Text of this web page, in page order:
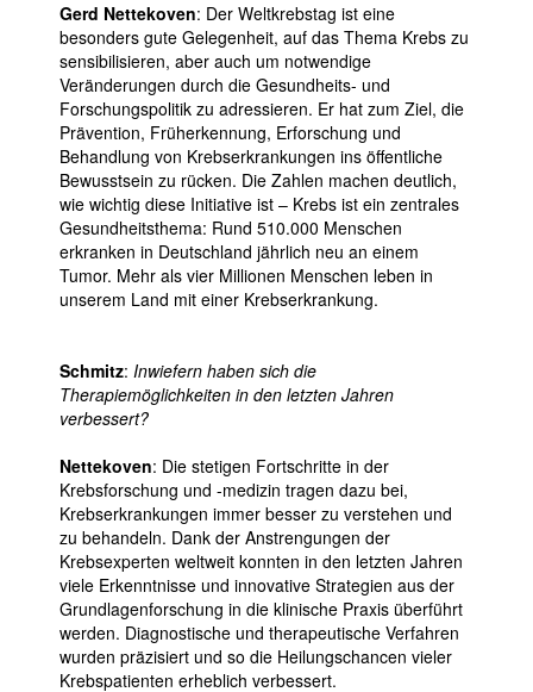
Gerd Nettekoven: Der Weltkrebstag ist eine
besonders gute Gelegenheit, auf das Thema Krebs zu
sensibilisieren, aber auch um notwendige
Veränderungen durch die Gesundheits- und
Forschungspolitik zu adressieren. Er hat zum Ziel, die
Prävention, Früherkennung, Erforschung und
Behandlung von Krebserkrankungen ins öffentliche
Bewusstsein zu rücken. Die Zahlen machen deutlich,
wie wichtig diese Initiative ist – Krebs ist ein zentrales
Gesundheitsthema: Rund 510.000 Menschen
erkranken in Deutschland jährlich neu an einem
Tumor. Mehr als vier Millionen Menschen leben in
unserem Land mit einer Krebserkrankung.
Schmitz: Inwiefern haben sich die
Therapiemöglichkeiten in den letzten Jahren
verbessert?
Nettekoven: Die stetigen Fortschritte in der
Krebsforschung und -medizin tragen dazu bei,
Krebserkrankungen immer besser zu verstehen und
zu behandeln. Dank der Anstrengungen der
Krebsexperten weltweit konnten in den letzten Jahren
viele Erkenntnisse und innovative Strategien aus der
Grundlagenforschung in die klinische Praxis überführt
werden. Diagnostische und therapeutische Verfahren
wurden präzisiert und so die Heilungschancen vieler
Krebspatienten erheblich verbessert.